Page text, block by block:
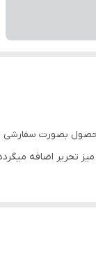
بصورت سفارشی
اضافه میگردد